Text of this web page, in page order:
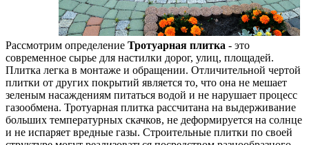
Рассмотрим определение Тротуарная плитка - это
современное сырье для настилки дорог, улиц, площадей.
Плитка легка в монтаже и обращении. Отличительной чертой
плитки от других покрытий является то, что она не мешает
зеленым насаждениям питаться водой и не нарушает процесс
газообмена. Тротуарная плитка рассчитана на выдерживание
больших температурных скачков, не деформируется на солнце
и не испаряет вредные газы. Строительные плитки по своей